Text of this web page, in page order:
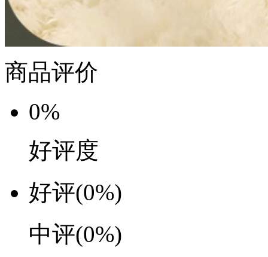
商品评价
0%
好评度
好评(0%)
中评(0%)